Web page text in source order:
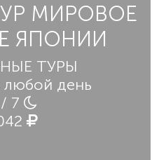
МИРОВОЕ
ЯПОНИИ
ТУРЫ
день
/ 7